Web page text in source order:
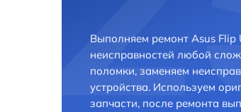
Выполняем ремонт Asus Flip
неисправностей любой
поломки, заменяем
устройства. Используем
запчасти, после ремонта